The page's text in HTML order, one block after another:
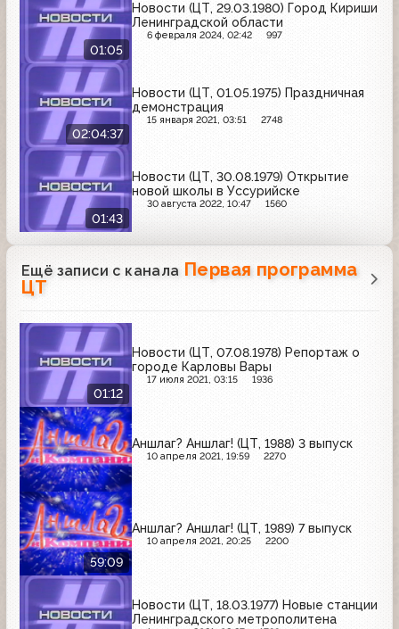
01:05
Новости (ЦТ, 29.03.1980) Город Кириши
Ленинградской области
6 февраля 2024, 02:42 997
02:04:37
Новости (ЦТ, 01.05.1975) Праздничная
демонстрация
15 января 2021, 03:51 2748
01:43
Новости (ЦТ, 30.08.1979) Открытие
новой школы в Уссурийске
30 августа 2022, 10:47 1560
Ещё записи с канала Первая программа
ЦТ
01:12
Новости (ЦТ, 07.08.1978) Репортаж о
городе Карловы Вары
17 июля 2021, 03:15 1936
Аншлаг? Аншлаг! (ЦТ, 1988) 3 выпуск
10 апреля 2021, 19:59 2270
59:09
Аншлаг? Аншлаг! (ЦТ, 1989) 7 выпуск
10 апреля 2021, 20:25 2200
Новости (ЦТ, 18.03.1977) Новые станции
Ленинградского метрополитена